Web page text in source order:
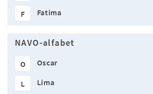
F Fatima
NAVO-alfabet
O Oscar
L Lima